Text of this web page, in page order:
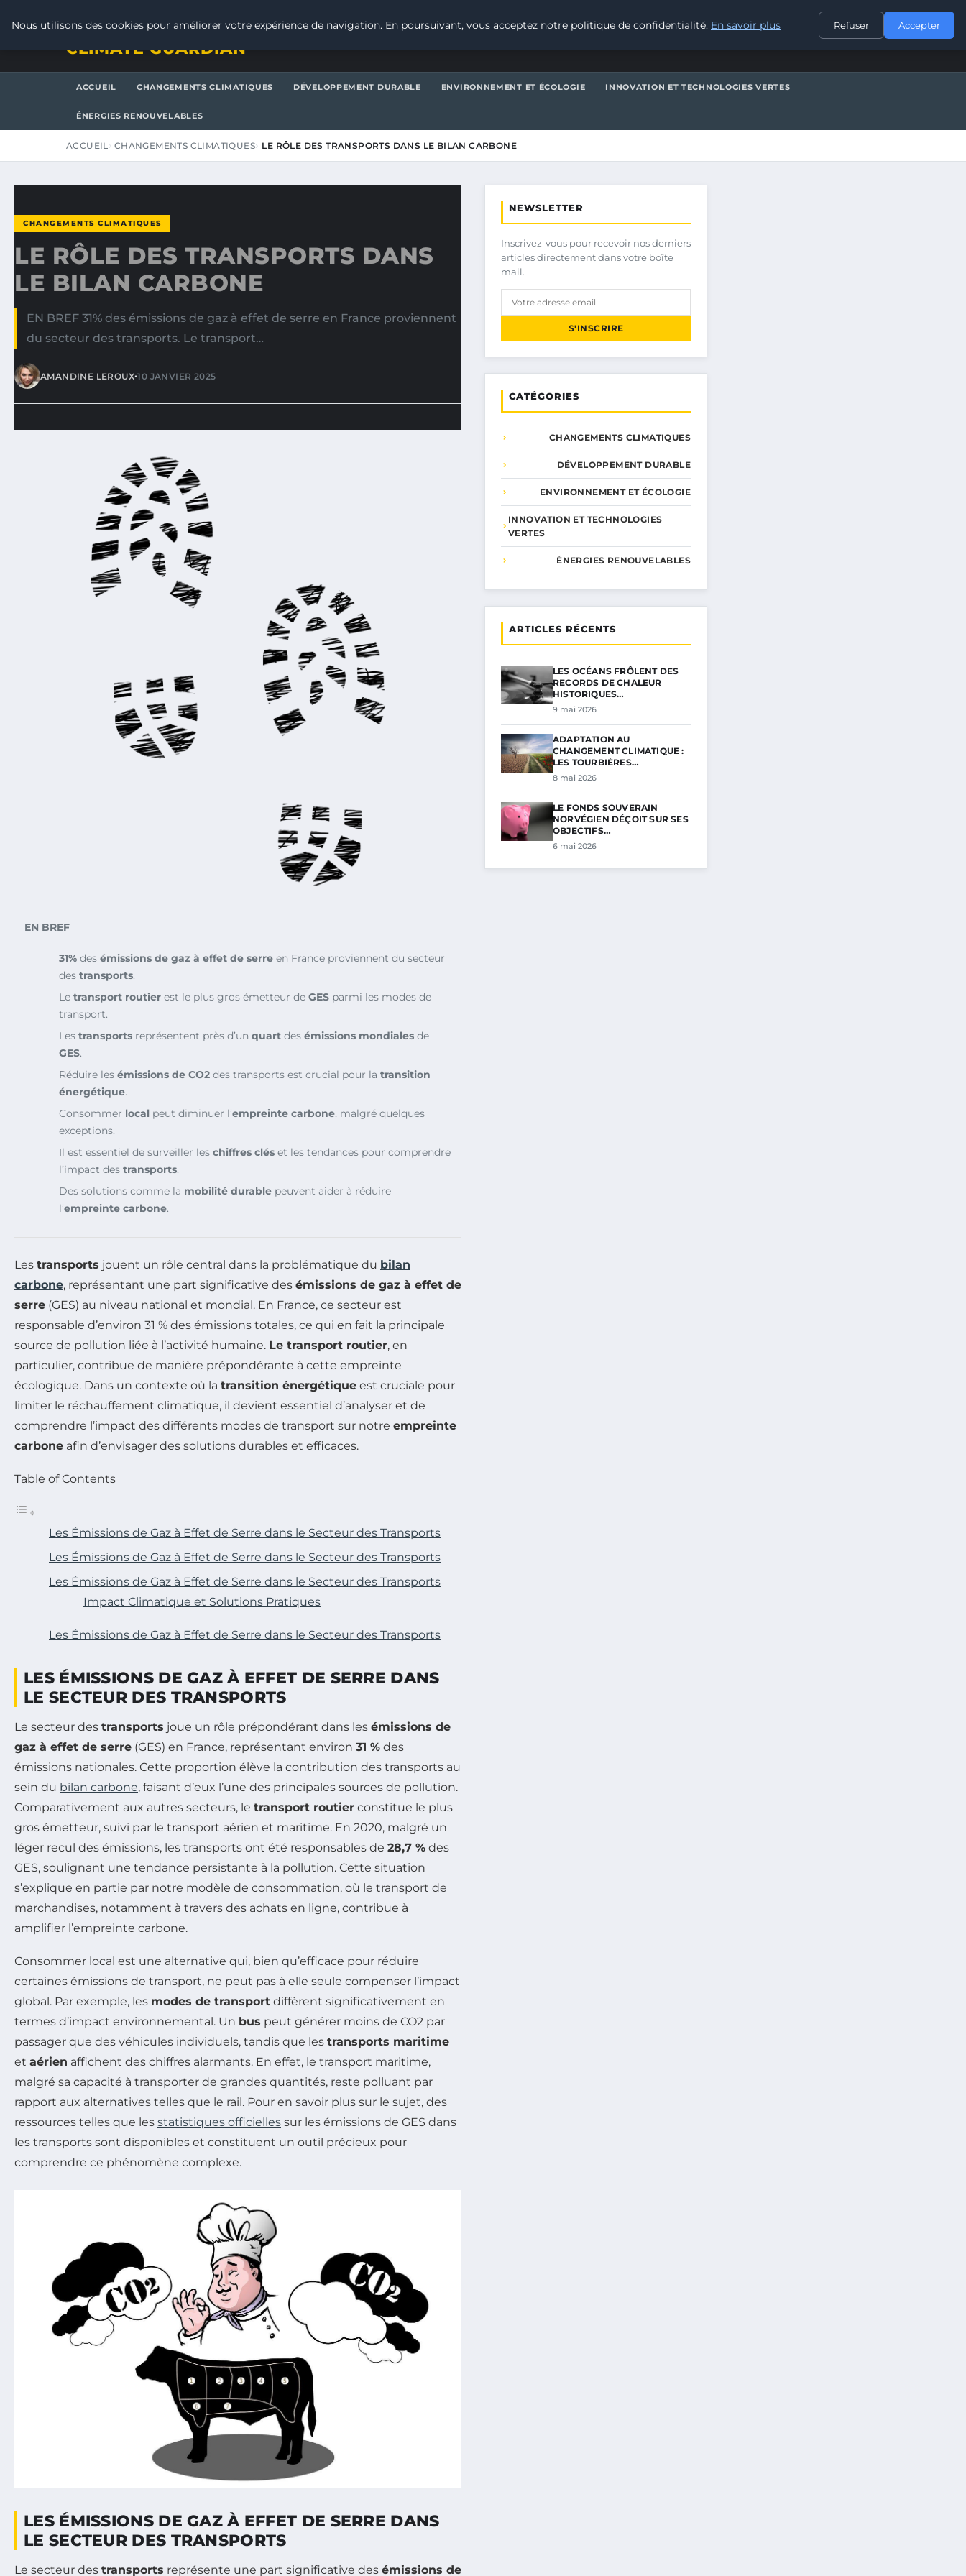
CONTACT
CLIMATE GUARDIAN
ACCUEIL CHANGEMENTS CLIMATIQUES DÉVELOPPEMENT DURABLE ENVIRONNEMENT ET ÉCOLOGIE INNOVATION ET TECHNOLOGIES VERTES
ÉNERGIES RENOUVELABLES
ACCUEIL CHANGEMENTS CLIMATIQUES LE RÔLE DES TRANSPORTS DANS LE BILAN CARBONE
CHANGEMENTS CLIMATIQUES
LE RÔLE DES TRANSPORTS DANS
LE BILAN CARBONE
EN BREF 31% des émissions de gaz à effet de serre en France proviennent
du secteur des transports. Le transport…
AMANDINE LEROUX•10 JANVIER 2025
EN BREF
31% des émissions de gaz à effet de serre en France proviennent du secteur
des transports.
Le transport routier est le plus gros émetteur de GES parmi les modes de
transport.
Les transports représentent près d’un quart des émissions mondiales de
GES.
Réduire les émissions de CO2 des transports est crucial pour la transition
énergétique.
Consommer local peut diminuer l’empreinte carbone, malgré quelques
exceptions.
Il est essentiel de surveiller les chiffres clés et les tendances pour comprendre
l’impact des transports.
Des solutions comme la mobilité durable peuvent aider à réduire
l’empreinte carbone.
Les transports jouent un rôle central dans la problématique du bilan
carbone, représentant une part significative des émissions de gaz à effet de
serre (GES) au niveau national et mondial. En France, ce secteur est
responsable d’environ 31 % des émissions totales, ce qui en fait la principale
source de pollution liée à l’activité humaine. Le transport routier, en
particulier, contribue de manière prépondérante à cette empreinte
écologique. Dans un contexte où la transition énergétique est cruciale pour
limiter le réchauffement climatique, il devient essentiel d’analyser et de
comprendre l’impact des différents modes de transport sur notre empreinte
carbone afin d’envisager des solutions durables et efficaces.
Table of Contents
Les Émissions de Gaz à Effet de Serre dans le Secteur des Transports
Les Émissions de Gaz à Effet de Serre dans le Secteur des Transports
Les Émissions de Gaz à Effet de Serre dans le Secteur des Transports
Impact Climatique et Solutions Pratiques
Les Émissions de Gaz à Effet de Serre dans le Secteur des Transports
LES ÉMISSIONS DE GAZ À EFFET DE SERRE DANS
LE SECTEUR DES TRANSPORTS
Le secteur des transports joue un rôle prépondérant dans les émissions de
gaz à effet de serre (GES) en France, représentant environ 31 % des
émissions nationales. Cette proportion élève la contribution des transports au
sein du bilan carbone, faisant d’eux l’une des principales sources de pollution.
Comparativement aux autres secteurs, le transport routier constitue le plus
gros émetteur, suivi par le transport aérien et maritime. En 2020, malgré un
léger recul des émissions, les transports ont été responsables de 28,7 % des
GES, soulignant une tendance persistante à la pollution. Cette situation
s’explique en partie par notre modèle de consommation, où le transport de
marchandises, notamment à travers des achats en ligne, contribue à
amplifier l’empreinte carbone.
Consommer local est une alternative qui, bien qu’efficace pour réduire
certaines émissions de transport, ne peut pas à elle seule compenser l’impact
global. Par exemple, les modes de transport diffèrent significativement en
termes d’impact environnemental. Un bus peut générer moins de CO2 par
passager que des véhicules individuels, tandis que les transports maritime
et aérien affichent des chiffres alarmants. En effet, le transport maritime,
malgré sa capacité à transporter de grandes quantités, reste polluant par
rapport aux alternatives telles que le rail. Pour en savoir plus sur le sujet, des
ressources telles que les statistiques officielles sur les émissions de GES dans
les transports sont disponibles et constituent un outil précieux pour
comprendre ce phénomène complexe.
LES ÉMISSIONS DE GAZ À EFFET DE SERRE DANS
LE SECTEUR DES TRANSPORTS
Le secteur des transports représente une part significative des émissions de
NEWSLETTER
Inscrivez-vous pour recevoir nos derniers
articles directement dans votre boîte
mail.
S'INSCRIRE
CATÉGORIES
CHANGEMENTS CLIMATIQUES
DÉVELOPPEMENT DURABLE
ENVIRONNEMENT ET ÉCOLOGIE
INNOVATION ET TECHNOLOGIES
VERTES
ÉNERGIES RENOUVELABLES
ARTICLES RÉCENTS
LES OCÉANS FRÔLENT DES
RECORDS DE CHALEUR
HISTORIQUES…
9 mai 2026
ADAPTATION AU
CHANGEMENT CLIMATIQUE :
LES TOURBIÈRES…
8 mai 2026
LE FONDS SOUVERAIN
NORVÉGIEN DÉÇOIT SUR SES
OBJECTIFS…
6 mai 2026
Nous utilisons des cookies pour améliorer votre expérience de navigation. En poursuivant, vous acceptez notre politique de confidentialité. En savoir plus Refuser Accepter